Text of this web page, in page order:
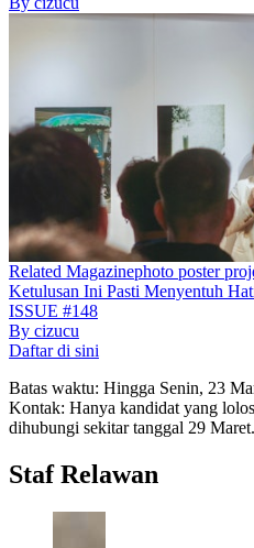
Related Magazinephoto poster
Ketulusan Ini Pasti Menyentuh
ISSUE #148
By cizucu
Daftar di sini
Batas waktu: Hingga Senin, 23
Kontak: Hanya kandidat yang
dihubungi sekitar tanggal 29 Maret.
Staf Relawan